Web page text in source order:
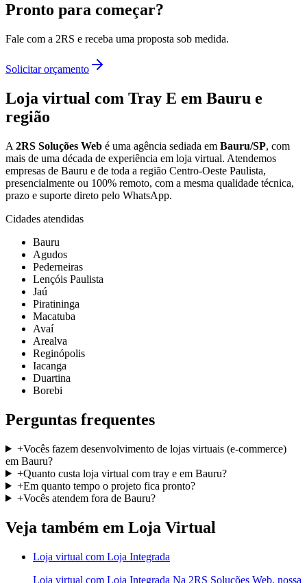
Pronto para começar?
Fale com a 2RS e receba uma proposta sob medida.
Solicitar orçamento
Loja virtual com Tray E em Bauru e
região
A 2RS Soluções Web é uma agência sediada em Bauru/SP, com
mais de uma década de experiência em loja virtual. Atendemos
empresas de Bauru e de toda a região Centro-Oeste Paulista,
presencialmente ou 100% remoto, com a mesma qualidade técnica,
prazo e suporte direto pelo WhatsApp.
Cidades atendidas
Bauru
Agudos
Pederneiras
Lençóis Paulista
Jaú
Piratininga
Macatuba
Avaí
Arealva
Reginópolis
Iacanga
Duartina
Borebi
Perguntas frequentes
+Vocês fazem desenvolvimento de lojas virtuais (e-commerce)
em Bauru?
+Quanto custa loja virtual com tray e em Bauru?
+Em quanto tempo o projeto fica pronto?
+Vocês atendem fora de Bauru?
Veja também em Loja Virtual
Loja virtual com Loja Integrada
Loja virtual com Loja Integrada Na 2RS Soluções Web, nossa